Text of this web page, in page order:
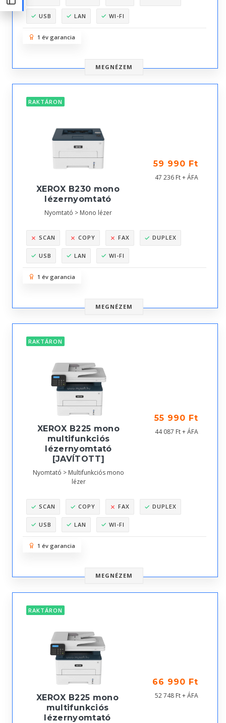
USB LAN WI-FI
1 év garancia
MEGNÉZEM
RAKTÁRON
XEROX B230 mono
lézernyomtató
Nyomtató > Mono lézer
59 990 Ft
47 236 Ft + ÁFA
SCAN COPY FAX DUPLEX
USB LAN WI-FI
1 év garancia
MEGNÉZEM
RAKTÁRON
XEROX B225 mono
multifunkciós
lézernyomtató
[JAVÍTOTT]
Nyomtató > Multifunkciós mono
lézer
55 990 Ft
44 087 Ft + ÁFA
SCAN COPY FAX DUPLEX
USB LAN WI-FI
1 év garancia
MEGNÉZEM
RAKTÁRON
XEROX B225 mono
multifunkciós
lézernyomtató
66 990 Ft
52 748 Ft + ÁFA